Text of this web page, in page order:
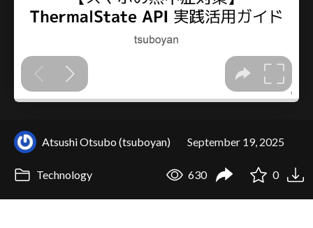
Atsushi Otsubo (tsuboyan) September 19, 2025
Technology 630 0